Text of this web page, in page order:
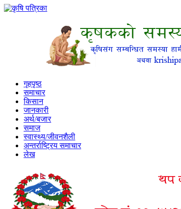
गृहपृष्ठ
समाचार
किसान
जानकारी
अर्थ/बजार
समाज
स्वास्थ्य/जीवनशैली
अन्तर्राष्ट्रिय समाचार
लेख